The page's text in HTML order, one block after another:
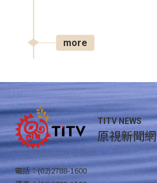
more
TITV NEWS
原視新聞網
電話：(02)2788-1600